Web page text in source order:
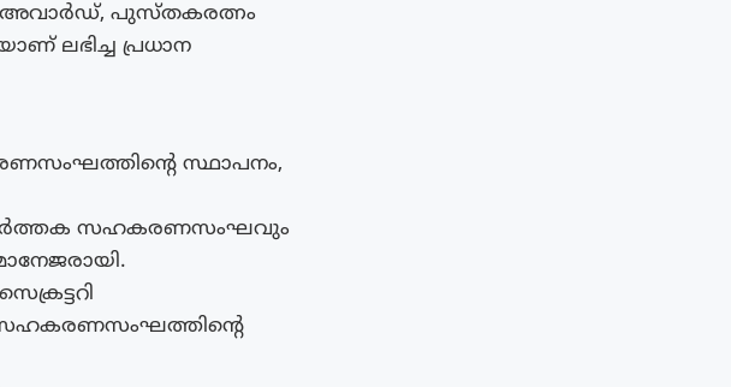
അവാർഡ്, പുസ്തകരത്നം
ലഭിച്ച പ്രധാന
സ്ഥാപനം,
സഹകരണസംഘവും
സഹകരണസംഘത്തിന്റെ